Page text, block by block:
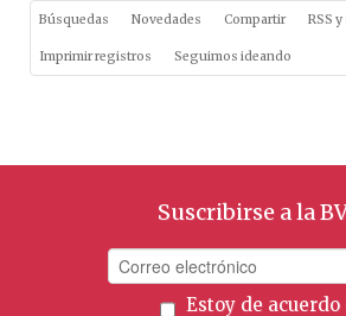
Búsquedas Novedades Compartir RSS
Imprimir registros Seguimos ideando
Suscribirse a la
Estoy de acuerdo